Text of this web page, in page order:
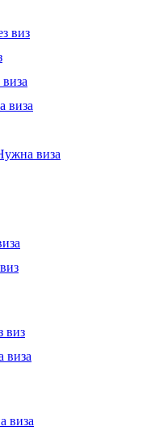
виз
виза
виза
виз
виза
виза